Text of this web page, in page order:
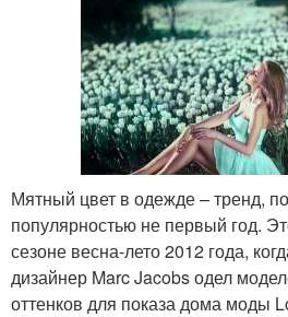
Мятный цвет в одежде – тренд,
популярностью не первый год.
сезоне весна-лето 2012 года,
дизайнер Marc Jacobs одел
оттенков для показа дома моды